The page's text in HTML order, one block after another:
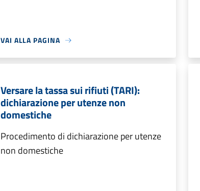
VAI ALLA PAGINA
Versare la tassa sui rifiuti (TARI):
dichiarazione per utenze non
domestiche
Procedimento di dichiarazione per utenze
non domestiche